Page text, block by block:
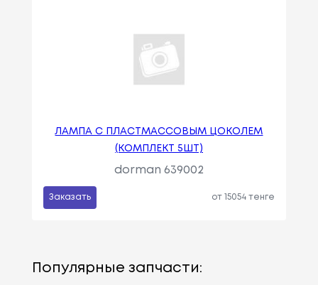
ЛАМПА С ПЛАСТМАССОВЫМ ЦОКОЛЕМ
(КОМПЛЕКТ 5ШТ)
dorman 639002
Заказать от 15054 тенге
Популярные запчасти: